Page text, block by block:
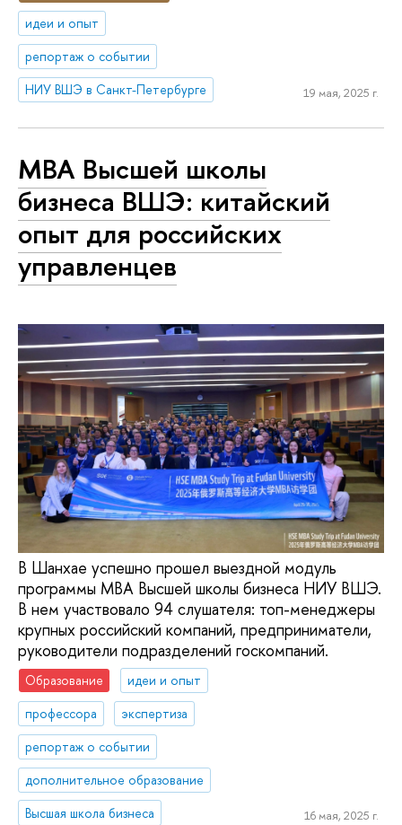
идеи и опыт
репортаж о событии
НИУ ВШЭ в Санкт-Петербурге
19 мая, 2025 г.
МВА Высшей школы
бизнеса ВШЭ: китайский
опыт для российских
управленцев
В Шанхае успешно прошел выездной модуль
программы MBA Высшей школы бизнеса НИУ ВШЭ.
В нем участвовало 94 слушателя: топ-менеджеры
крупных российский компаний, предприниматели,
руководители подразделений госкомпаний.
Образование
идеи и опыт
профессора
экспертиза
репортаж о событии
дополнительное образование
Высшая школа бизнеса
16 мая, 2025 г.